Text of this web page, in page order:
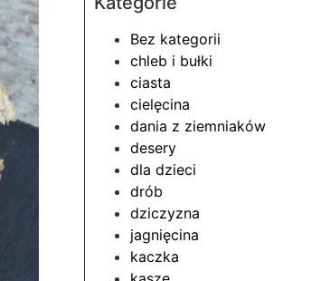
Bez kategorii
chleb i bułki
ciasta
cielęcina
dania z ziemniaków
desery
dla dzieci
drób
dziczyzna
jagnięcina
kaczka